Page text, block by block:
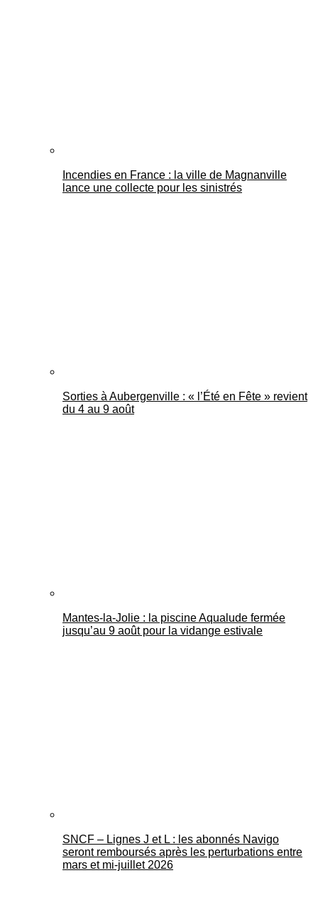
Incendies en France : la ville de Magnanville
lance une collecte pour les sinistrés
Sorties à Aubergenville : « l’Été en Fête » revient
du 4 au 9 août
Mantes-la-Jolie : la piscine Aqualude fermée
jusqu’au 9 août pour la vidange estivale
SNCF – Lignes J et L : les abonnés Navigo
seront remboursés après les perturbations entre
mars et mi-juillet 2026